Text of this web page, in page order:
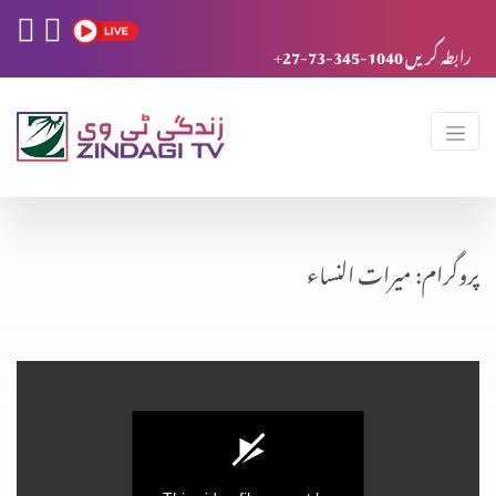
+27-73-345-1040 رابطہ کریں
پروگرام: میرات النساء